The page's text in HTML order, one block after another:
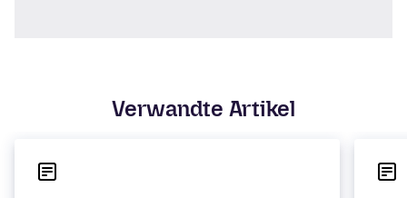
Verwandte Artikel